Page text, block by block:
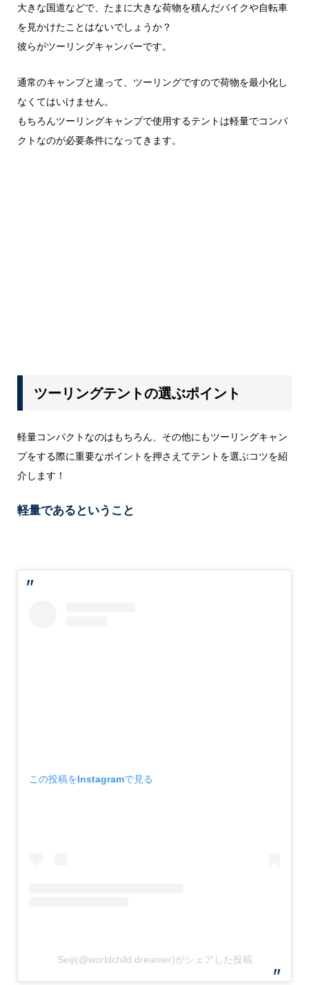
大きな国道などで、たまに大きな荷物を積んだバイクや自転車
を見かけたことはないでしょうか？
彼らがツーリングキャンパーです。
通常のキャンプと違って、ツーリングですので荷物を最小化し
なくてはいけません。
もちろんツーリングキャンプで使用するテントは軽量でコンパ
クトなのが必要条件になってきます。
ツーリングテントの選ぶポイント
軽量コンパクトなのはもちろん、その他にもツーリングキャン
プをする際に重要なポイントを押さえてテントを選ぶコツを紹
介します！
軽量であるということ
この投稿をInstagramで見る
Seiji(@worldchild.dreamer)がシェアした投稿